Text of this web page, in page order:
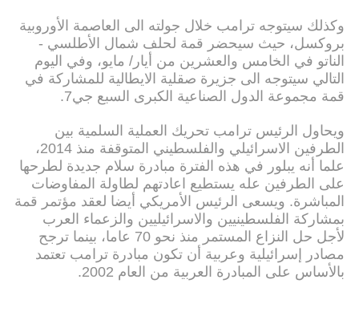
وكذلك سيتوجه ترامب خلال جولته الى العاصمة الأوروبية
بروكسل، حيث سيحضر قمة لحلف شمال الأطلسي -
الناتو في الخامس والعشرين من أيار/ مايو، وفي اليوم
التالي سيتوجه الى جزيرة صقلية الايطالية للمشاركة في
قمة مجموعة الدول الصناعية الكبرى السبع جي7.
ويحاول الرئيس ترامب تحريك العملية السلمية بين
الطرفين الاسرائيلي والفلسطيني المتوقفة منذ 2014،
علما أنه يبلور في هذه الفترة مبادرة سلام جديدة لطرحها
على الطرفين عله يستطيع اعادتهم لطاولة المفاوضات
المباشرة. ويسعى الرئيس الأمريكي أيضا لعقد مؤتمر قمة
بمشاركة الفلسطينيين والاسرائيليين والزعماء العرب
لأجل حل النزاع المستمر منذ نحو 70 عاما، بينما ترجح
مصادر إسرائيلية وعربية أن تكون مبادرة ترامب تعتمد
بالأساس على المبادرة العربية من العام 2002.